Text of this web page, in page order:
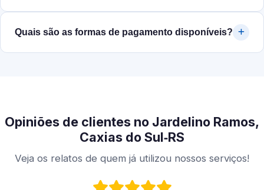
Quais são as formas de pagamento disponíveis?
Opiniões de clientes no Jardelino Ramos,
Caxias do Sul‑RS
Veja os relatos de quem já utilizou nossos serviços!